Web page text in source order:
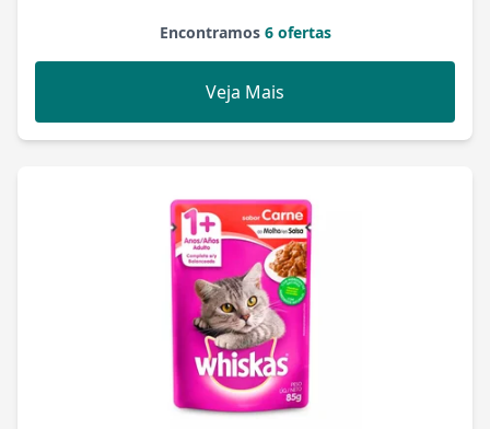
Encontramos6 ofertas
Veja Mais